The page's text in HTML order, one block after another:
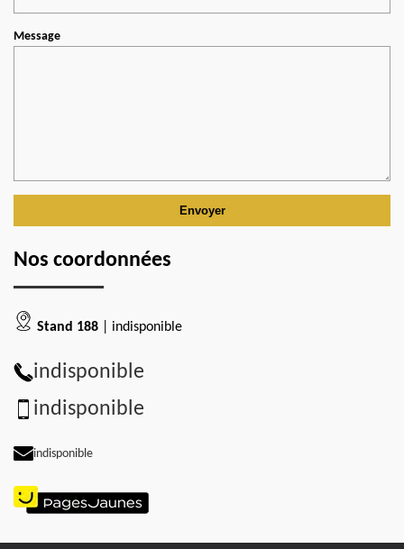
Message
Nos coordonnées
Stand 188 | indisponible
indisponible
indisponible
indisponible